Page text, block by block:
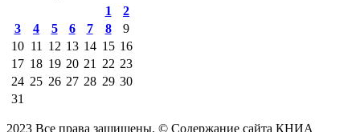
1
2
3
4 5 6 7 8
9
10 11 12 13 14 15 16
17 18 19 20 21 22 23
24 25 26 27 28 29 30
31
2023 Все права защищены. © Содержание сайта КНИА